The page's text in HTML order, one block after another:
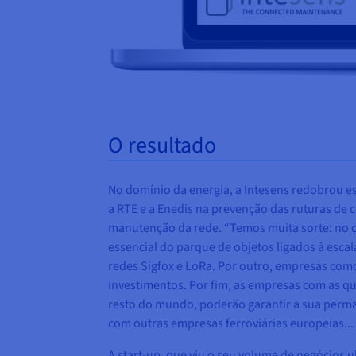
O resultado
No domínio da energia, a Intesens redobrou
a RTE e a Enedis na prevenção das ruturas
manutenção da rede. “Temos muita sorte:
essencial do parque de objetos ligados à
redes Sigfox e LoRa. Por outro, empresas
investimentos. Por fim, as empresas com as
resto do mundo, poderão garantir a sua
com outras empresas ferroviárias europeias...